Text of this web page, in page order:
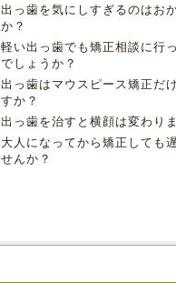
出っ歯を気にしすぎるのはお
か？
軽い出っ歯でも矯正相談に行
でしょうか？
出っ歯はマウスピース矯正だ
すか？
出っ歯を治すと横顔は変わり
大人になってから矯正しても
せんか？